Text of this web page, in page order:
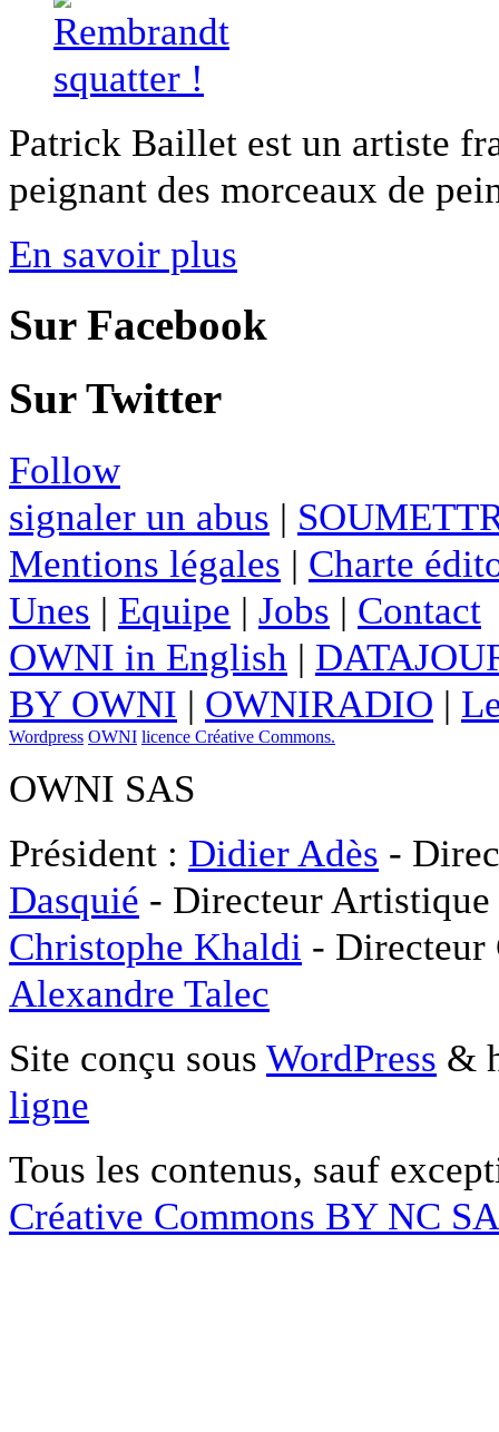
Patrick Baillet est un artiste
peignant des morceaux de
En savoir plus
Sur Facebook
Sur Twitter
Follow
signaler un abus |
Mentions légales | Charte
Unes | Equipe | Jobs | Contact
OWNI in English |
BY OWNI | OWNIRADIO |
Wordpress OWNI licence Créative Commons.
OWNI SAS
Président : Didier Adès -
Dasquié - Directeur
Christophe Khaldi -
Alexandre Talec
Site conçu sous WordPress &
ligne
Tous les contenus, sauf
Créative Commons BY NC SA